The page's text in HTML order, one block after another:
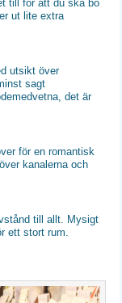
till för att du ska bo
ut lite extra
utsikt över
sagt
det är
för en romantisk
kanalerna och
till allt. Mysigt
ett stort rum.